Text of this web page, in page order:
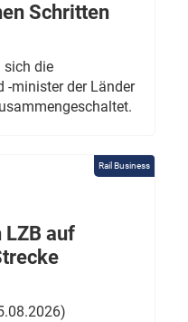
Schritten
sich die
-minister der Länder
Rail Business
LZB auf